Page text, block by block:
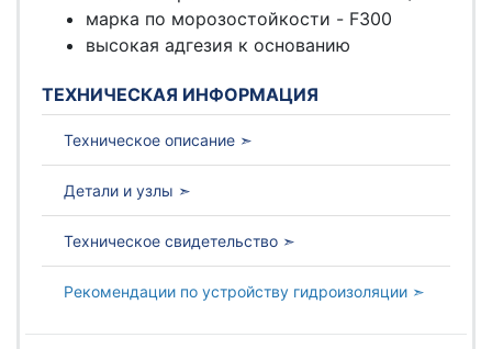
марка по морозостойкости - F300
высокая адгезия к основанию
ТЕХНИЧЕСКАЯ ИНФОРМАЦИЯ
Техническое описание ➣
Детали и узлы ➣
Техническое свидетельство ➣
Рекомендации по устройству гидроизоляции ➣